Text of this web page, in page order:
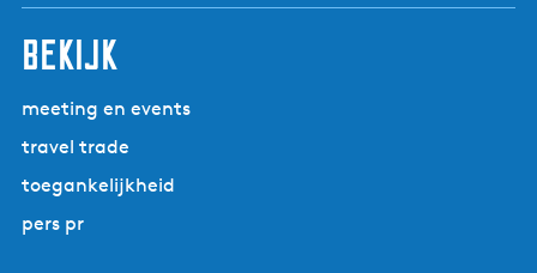
bekijk
meeting en events
travel trade
toegankelijkheid
pers pr